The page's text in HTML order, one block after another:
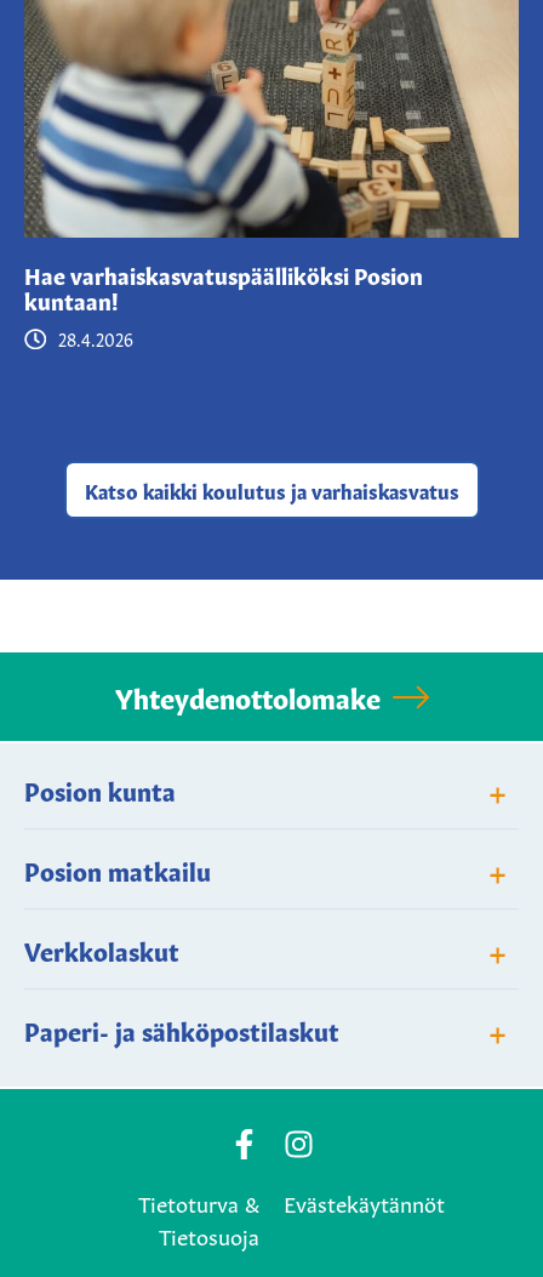
28.4.2026
Hae varhaiskasvatuspäälliköksi Posion
kuntaan!
Katso kaikki koulutus ja varhaiskasvatus
Yhteydenottolomake
Posion kunta +
Posion matkailu +
Verkkolaskut +
Paperi- ja sähköpostilaskut +
Posio
Facebook
page
Posio
Instagram
Tietoturva &
Tietosuoja
Evästekäytännöt